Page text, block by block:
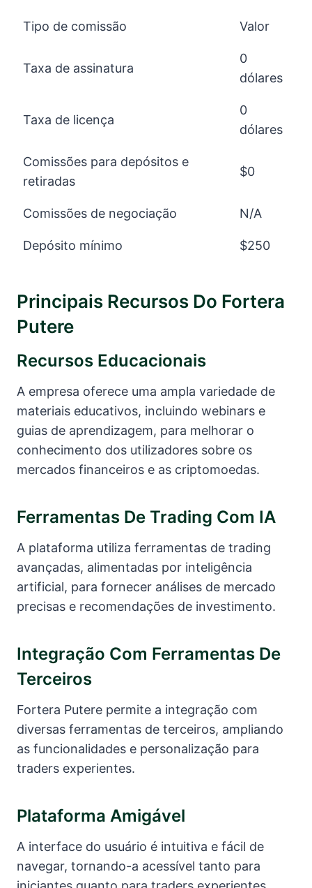
Tipo de comissão Valor
Taxa de assinatura
0
dólares
Taxa de licença
0
dólares
Comissões para depósitos e
retiradas
$0
Comissões de negociação N/A
Depósito mínimo $250
Principais Recursos Do Fortera
Putere
Recursos Educacionais
A empresa oferece uma ampla variedade de
materiais educativos, incluindo webinars e
guias de aprendizagem, para melhorar o
conhecimento dos utilizadores sobre os
mercados financeiros e as criptomoedas.
Ferramentas De Trading Com IA
A plataforma utiliza ferramentas de trading
avançadas, alimentadas por inteligência
artificial, para fornecer análises de mercado
precisas e recomendações de investimento.
Integração Com Ferramentas De
Terceiros
Fortera Putere permite a integração com
diversas ferramentas de terceiros, ampliando
as funcionalidades e personalização para
traders experientes.
Plataforma Amigável
A interface do usuário é intuitiva e fácil de
navegar, tornando-a acessível tanto para